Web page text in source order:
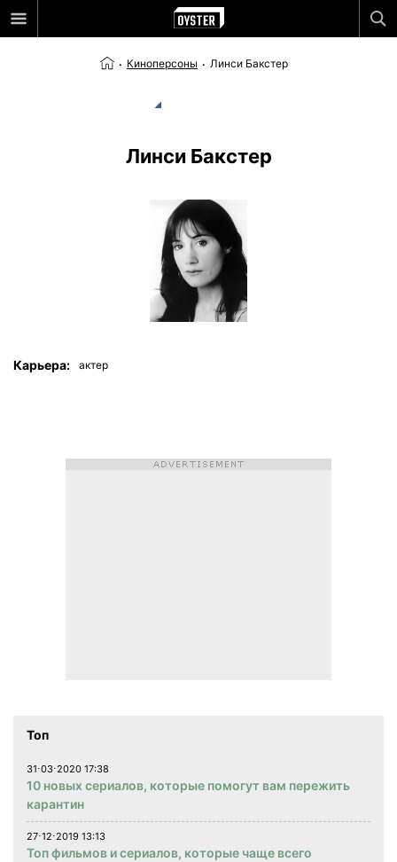
Киноперсоны Линси Бакстер
Линси Бакстер
Карьера: актер
Топ
31⋅03⋅2020 17:38
10 новых сериалов, которые помогут вам пережить
карантин
27⋅12⋅2019 13:13
Топ фильмов и сериалов, которые чаще всего